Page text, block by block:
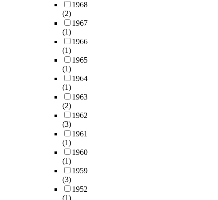
1968
(2)
1967
(1)
1966
(1)
1965
(1)
1964
(1)
1963
(2)
1962
(3)
1961
(1)
1960
(1)
1959
(3)
1952
(1)